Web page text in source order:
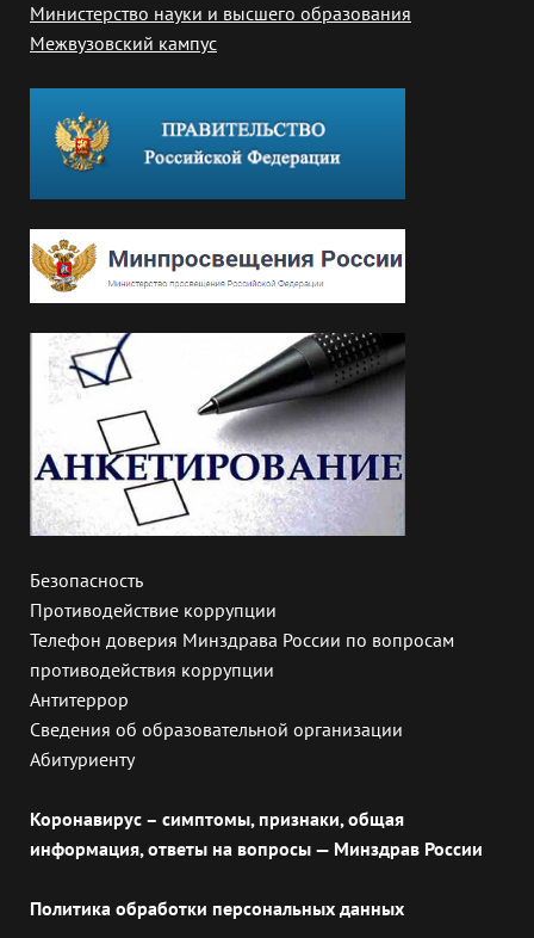
Министерство науки и высшего образования
Межвузовский кампус
Безопасность
Противодействие коррупции
Телефон доверия Минздрава России по вопросам
противодействия коррупции
Антитеррор
Сведения об образовательной организации
Абитуриенту
Коронавирус – симптомы, признаки, общая
информация, ответы на вопросы — Минздрав России
Политика обработки персональных данных